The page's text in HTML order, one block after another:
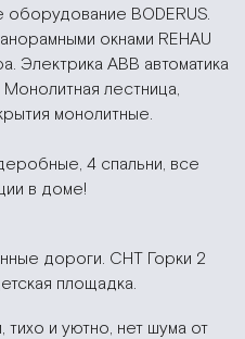
BODERUS.
окнами REHAU
Электрика АВВ автоматика
лестница,
монолитные.
4 спальни, все
в доме!
дороги. СНТ Горки 2
площадка.
и уютно, нет шума от